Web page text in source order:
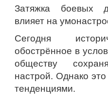
Затяжка боевых
влияет на
Сегодня
обострённое в
обществу
настрой. Однако
тенденциями.